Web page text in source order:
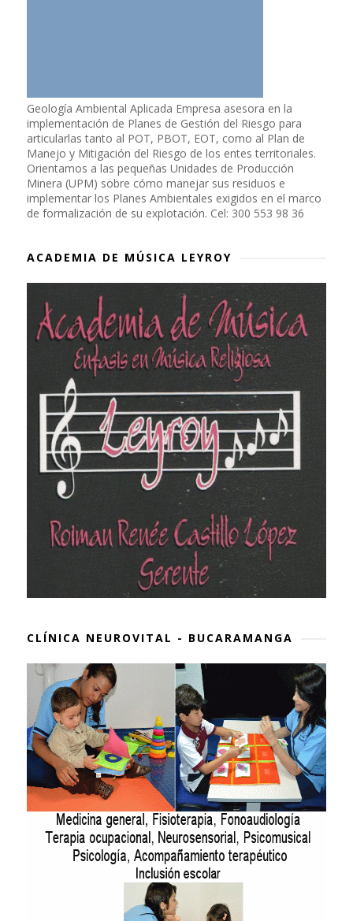
Geología Ambiental Aplicada Empresa asesora en la
implementación de Planes de Gestión del Riesgo para
articularlas tanto al POT, PBOT, EOT, como al Plan de
Manejo y Mitigación del Riesgo de los entes territoriales.
Orientamos a las pequeñas Unidades de Producción
Minera (UPM) sobre cómo manejar sus residuos e
implementar los Planes Ambientales exigidos en el marco
de formalización de su explotación. Cel: 300 553 98 36
ACADEMIA DE MÚSICA LEYROY
CLÍNICA NEUROVITAL - BUCARAMANGA